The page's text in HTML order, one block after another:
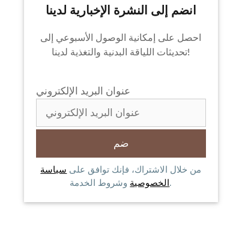
انضم إلى النشرة الإخبارية لدينا
احصل على إمكانية الوصول الأسبوعي إلى
تحديثات اللياقة البدنية والتغذية لدينا!
عنوان البريد الإلكتروني
من خلال الاشتراك، فإنك توافق على سياسة
الخصوصية وشروط الخدمة.